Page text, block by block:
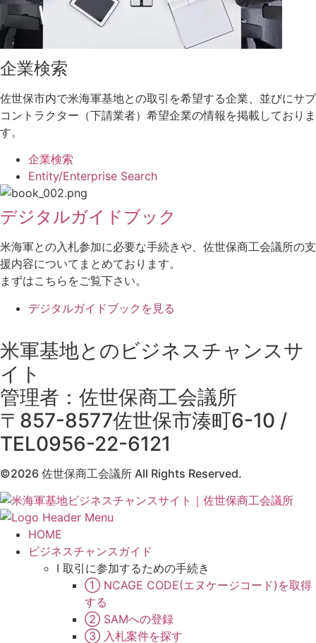
企業検索
佐世保市内で米海軍基地との取引を希望する企業、並びにサブ
コントラクター（下請業者）希望企業の情報を掲載しておりま
す。
企業検索
Entity/Enterprise Search
デジタルガイドブック
米海軍との入札参加に必要な手続きや、佐世保商工会議所の支
援内容についてまとめております。
まずはこちらをご覧下さい。
デジタルガイドブックを見る
米軍基地とのビジネスチャンスサ
イト
管理者：佐世保商工会議所
〒857-8577佐世保市湊町6-10 /
TEL0956-22-6121
©2026 佐世保商工会議所 All Rights Reserved.
HOME
ビジネスチャンスガイド
Ⅰ 取引に参加するための手続き
① NCAGE CODE(エヌケージコード)を取得
する
② SAMへの登録
③ 入札案件を探す